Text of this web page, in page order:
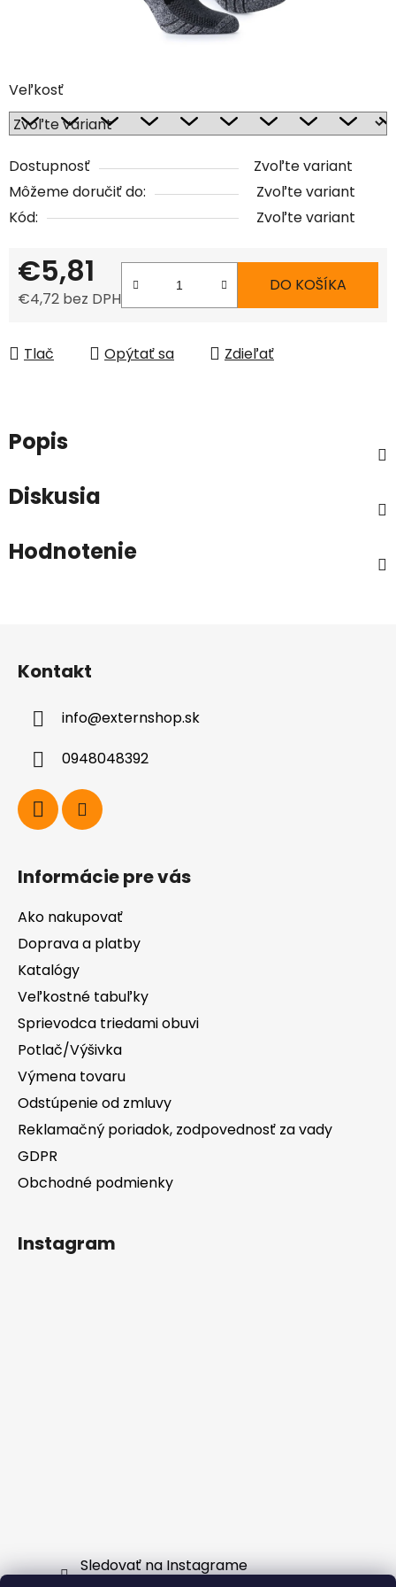
Veľkosť
Dostupnosť
Zvoľte variant
Môžeme doručiť do:
Zvoľte variant
Kód:
Zvoľte variant
€5,81
€4,72 bez DPH
DO KOŠÍKA
Tlač Opýtať sa Zdieľať
Popis
Diskusia
Hodnotenie
Kontakt
info@externshop.sk
0948048392
Informácie pre vás
Ako nakupovať
Doprava a platby
Katalógy
Veľkostné tabuľky
Sprievodca triedami obuvi
Potlač/Výšivka
Výmena tovaru
Odstúpenie od zmluvy
Reklamačný poriadok, zodpovednosť za vady
GDPR
Obchodné podmienky
Instagram
Sledovať na Instagrame